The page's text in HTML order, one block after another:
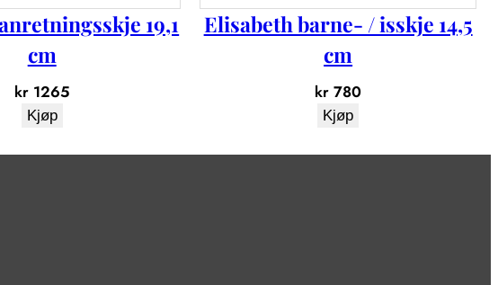
19,1
cm
kr 1265
Kjøp
Elisabeth barne- / isskje 14,5
cm
kr 780
Kjøp